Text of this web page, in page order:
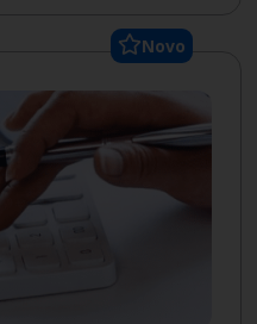
Novo